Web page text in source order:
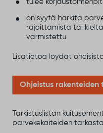
tulee
on syytä harkita
rajoittamista tai
varmistettu
Lisätietoa löydät
Ohjeistus rakenteiden
Tarkistuslistan
parvekekaiteiden